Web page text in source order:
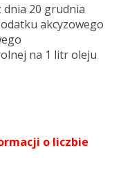
dnia 20 grudnia
akcyzowego
na 1 litr oleju
o liczbie